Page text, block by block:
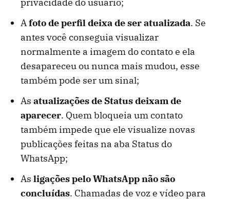
Afoto de perfil deixa de ser atualizada. Se
antes você conseguia visualizar
normalmente a imagem do contato e ela
desapareceu ou nunca mais mudou, esse
também pode ser um sinal;
As atualizações de Status deixam de
aparecer. Quem bloqueia um contato
também impede que ele visualize novas
publicações feitas na aba Status do
WhatsApp;
As ligações pelo WhatsApp não são
concluídas. Chamadas de voz e vídeo para